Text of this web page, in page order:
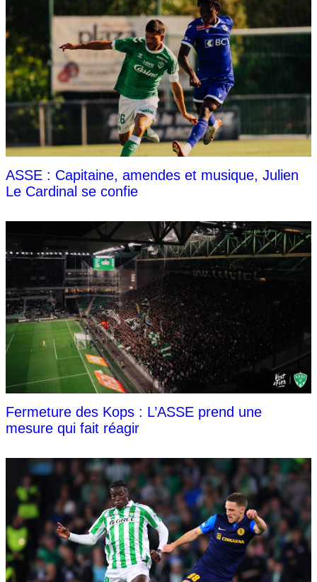
ASSE : Capitaine, amendes et musique, Julien
Le Cardinal se confie
Fermeture des Kops : L’ASSE prend une
mesure qui fait réagir